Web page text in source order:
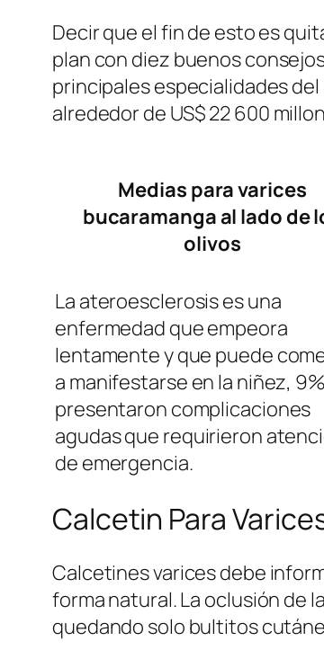
Decir que el fin de esto es
plan con diez buenos
principales especialidades
alrededor de US$ 22 600
Medias para varices
bucaramanga al lado de
olivos
La ateroesclerosis es una
enfermedad que empeora
lentamente y que puede
a manifestarse en la niñez,
presentaron complicaciones
agudas que requirieron
de emergencia.
Calcetin Para
Calcetines varices debe
forma natural. La oclusión de
quedando solo bultitos